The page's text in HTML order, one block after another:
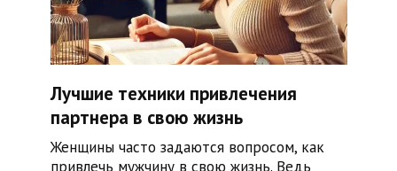
Лучшие техники привлечения
партнера в свою жизнь
Женщины часто задаются вопросом, как
привлечь мужчину в свою жизнь. Ведь